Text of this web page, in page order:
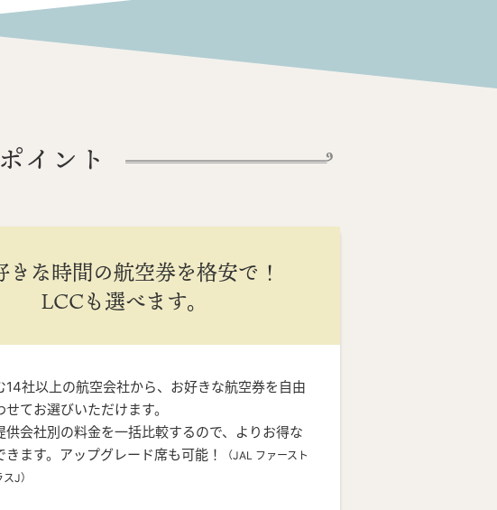
イント
きな時間の航空券を格安で！
LCCも選べます。
14社以上の航空会社から、お好きな航空券を自由
せてお選びいただけます。
供会社別の料金を一括比較するので、よりお得な
きます。アップグレード席も可能！
（JAL ファースト
J）